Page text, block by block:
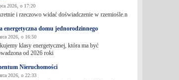
2026, o 17:20
i rzeczowo widać doświadczenie w rzemiośle.n
energetyczna domu jednorodzinnego
2026, o 16:50
klasy energetycznej, która ma być
od 2026 roki
Nieruchomości
2026, o 22:33